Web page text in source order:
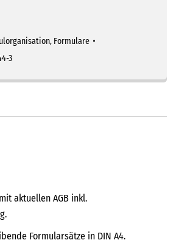
, Formulare
3
aktuellen AGB inkl.
Formularsätze in DIN A4.